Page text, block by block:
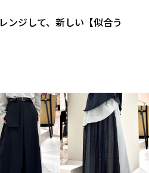
ンジして、新しい【似合う